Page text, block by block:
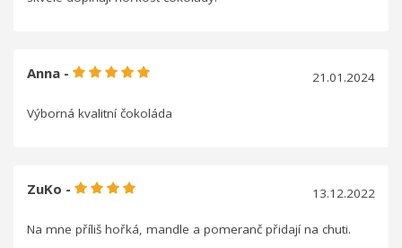
Anna - 21.01.2024
Výborná kvalitní čokoláda
ZuKo - 13.12.2022
Na mne příliš hořká, mandle a pomeranč přidají na chuti.